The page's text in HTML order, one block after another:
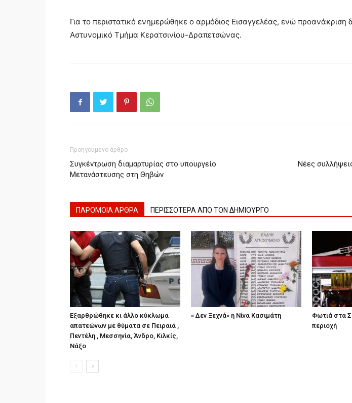
Για το περιστατικό ενημερώθηκε ο αρμόδιος Εισαγγελέας, ενώ προανάκριση
Αστυνομικό Τμήμα Κερατσινίου-Δραπετσώνας.
Προηγούμενο άρθρο
Συγκέντρωση διαμαρτυρίας στο υπουργείο
Μετανάστευσης στη Θηβών
Νέες
ΠΑΡΟΜΟΙΑ ΑΡΘΡΑ ΠΕΡΙΣΣΟΤΕΡΑ ΑΠΟ ΤΟΝ ΔΗΜΙΟΥΡΓΟ
Εξαρθρώθηκε κι άλλο κύκλωμα
απατεώνων με θύματα σε Πειραιά ,
Πεντέλη , Μεσσηνία, Άνδρο, Κιλκίς,
Νάξο
« Δεν Ξεχνά» η Νίνα Κασιμάτη
Φωτιά στα
περιοχή